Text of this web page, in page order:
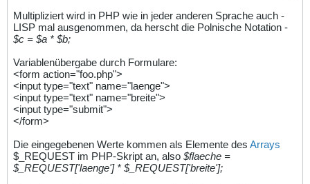
Multipliziert wird in PHP wie in jeder anderen Sprache auch -
LISP mal ausgenommen, da herscht die Polnische Notation -
$c = $a * $b;
Variablenübergabe durch Formulare:
<form action="foo.php">
<input type="text" name="laenge">
<input type="text" name="breite">
<input type="submit">
</form>
Die eingegebenen Werte kommen als Elemente des Arrays
$_REQUEST im PHP-Skript an, also $flaeche =
$_REQUEST['laenge'] * $_REQUEST['breite'];